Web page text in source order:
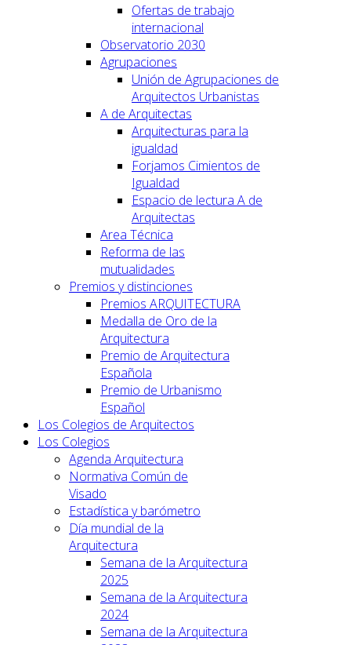
Ofertas de trabajo
internacional
Observatorio 2030
Agrupaciones
Unión de Agrupaciones de
Arquitectos Urbanistas
A de Arquitectas
Arquitecturas para la
igualdad
Forjamos Cimientos de
Igualdad
Espacio de lectura A de
Arquitectas
Area Técnica
Reforma de las
mutualidades
Premios y distinciones
Premios ARQUITECTURA
Medalla de Oro de la
Arquitectura
Premio de Arquitectura
Española
Premio de Urbanismo
Español
Los Colegios de Arquitectos
Los Colegios
Agenda Arquitectura
Normativa Común de
Visado
Estadística y barómetro
Día mundial de la
Arquitectura
Semana de la Arquitectura
2025
Semana de la Arquitectura
2024
Semana de la Arquitectura